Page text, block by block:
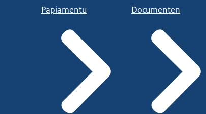
Papiamentu Documenten